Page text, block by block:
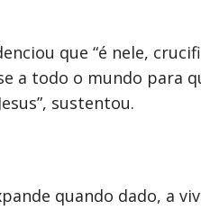
que “é nele,
a todo o mundo para
sustentou.
quando dado, a